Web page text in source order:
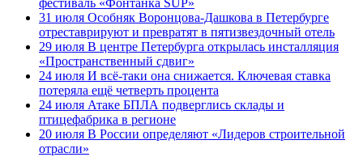
фестиваль «Фонтанка SUP»
31 июля Особняк Воронцова-Дашкова в Петербурге
отреставрируют и превратят в пятизвездочный отель
29 июля В центре Петербурга открылась инсталляция
«Пространственный сдвиг»
24 июля И всё-таки она снижается. Ключевая ставка
потеряла ещё четверть процента
24 июля Атаке БПЛА подверглись склады и
птицефабрика в регионе
20 июля В России определяют «Лидеров строительной
отрасли»